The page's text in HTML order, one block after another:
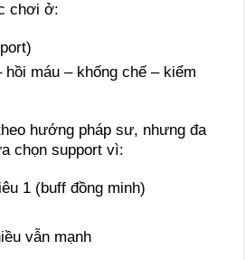
chơi ở:
hồi máu – khống chế – kiểm
hướng pháp sư, nhưng đa
chọn support vì:
1 (buff đồng minh)
vẫn mạnh